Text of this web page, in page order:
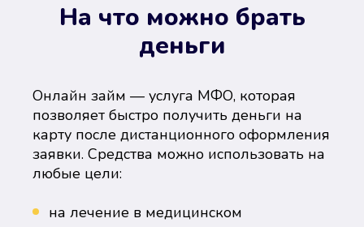
На что можно брать
деньги
Онлайн займ — услуга МФО, которая
позволяет быстро получить деньги на
карту после дистанционного оформления
заявки. Средства можно использовать на
любые цели:
на лечение в медицинском